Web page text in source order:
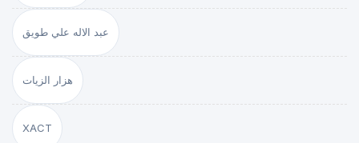
عبد الاله علي طويق
هزار الزيات
XACT